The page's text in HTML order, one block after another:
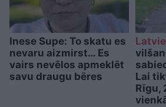
Inese Supe: To skatu es
nevaru aizmirst… Es
vairs nevēlos apmeklēt
savu draugu bēres
Lai
Rīgu,